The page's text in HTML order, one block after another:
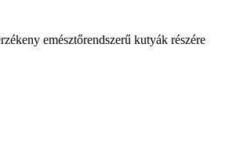
emésztőrendszerű kutyák részére